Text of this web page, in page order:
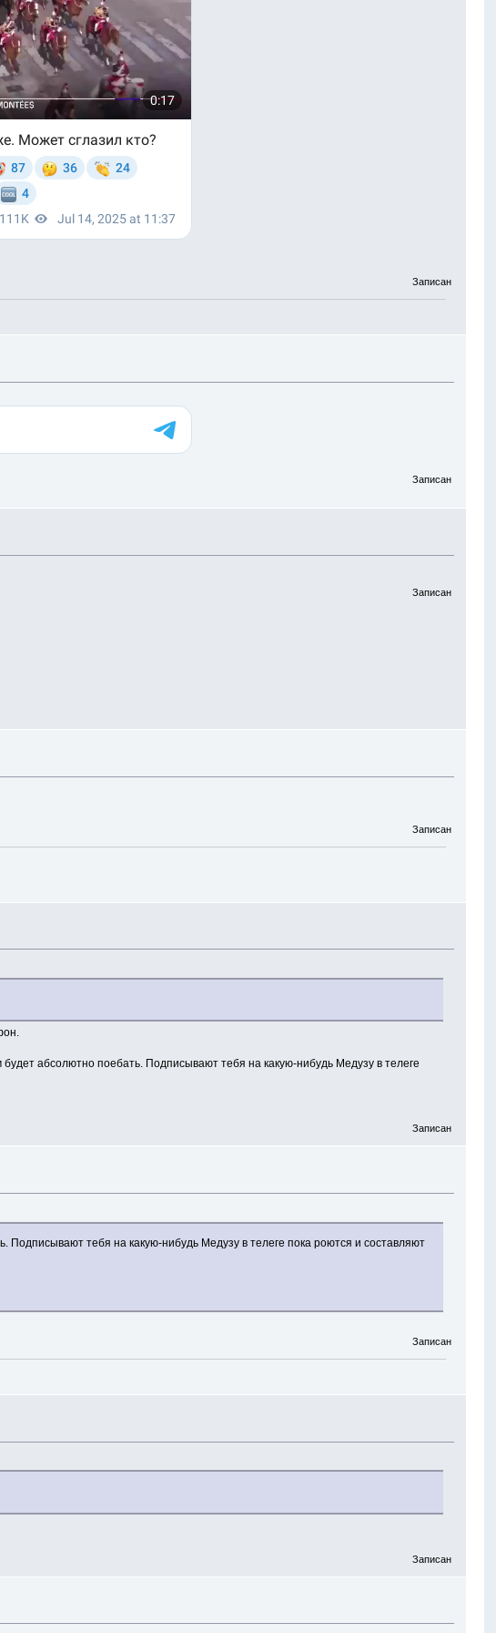
Записан
Записан
Записан
Записан
абсолютно поебать. Подписывают тебя на какую-нибудь Медузу в телеге
Записан
тебя на какую-нибудь Медузу в телеге пока роются и составляют
Записан
Записан